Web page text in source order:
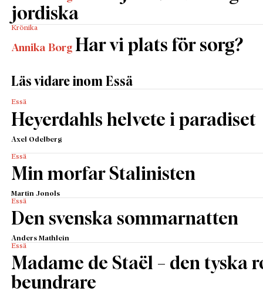
jordiska
Krönika
Annika Borg Har vi plats för sorg?
Läs vidare inom Essä
Essä
Heyerdahls helvete i paradiset
Axel Odelberg
Essä
Min morfar Stalinisten
Martin Jonols
Essä
Den svenska sommarnatten
Anders Mathlein
Essä
Madame de Staël – den tyska
beundrare